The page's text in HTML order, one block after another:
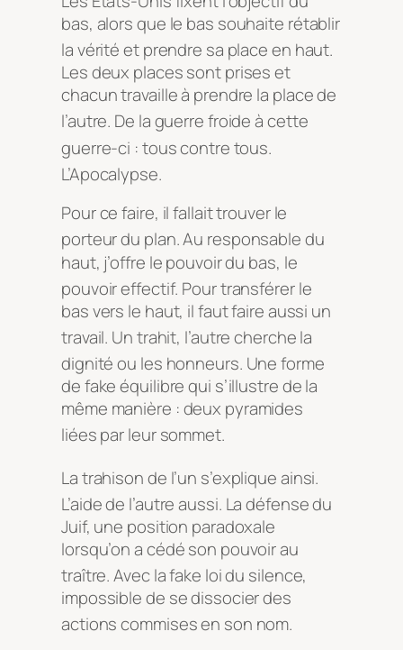
bas, alors que le bas souhaite rétablir
la vérité et prendre sa place en haut.
Les deux places sont prises et
chacun travaille à prendre la place de
l’autre. De la guerre froide à cette
guerre-ci : tous contre tous.
L’Apocalypse.
Pour ce faire, il fallait trouver le
porteur du plan. Au responsable du
haut, j’offre le pouvoir du bas, le
pouvoir effectif. Pour transférer le
bas vers le haut, il faut faire aussi un
travail. Un trahit, l’autre cherche la
dignité ou les honneurs. Une forme
de fake équilibre qui s’illustre de la
même manière : deux pyramides
liées par leur sommet.
La trahison de l’un s’explique ainsi.
L’aide de l’autre aussi. La défense du
Juif, une position paradoxale
lorsqu’on a cédé son pouvoir au
traître. Avec la fake loi du silence,
impossible de se dissocier des
actions commises en son nom.